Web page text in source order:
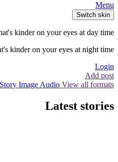
Menu
Switch skin
kinder on your eyes at day time.
kinder on your eyes at night time.
Login
Add post
Story Image Audio View all formats
Latest stories